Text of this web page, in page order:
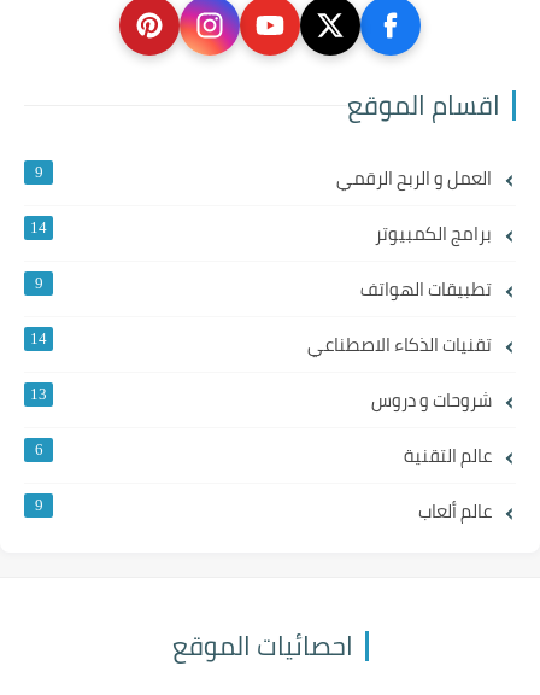
اقسام الموقع
العمل و الربح الرقمي
برامج الكمبيوتر
تطبيقات الهواتف
تقنيات الذكاء الاصطناعي
شروحات و دروس
عالم التقنية
عالم ألعاب
احصائيات الموقع